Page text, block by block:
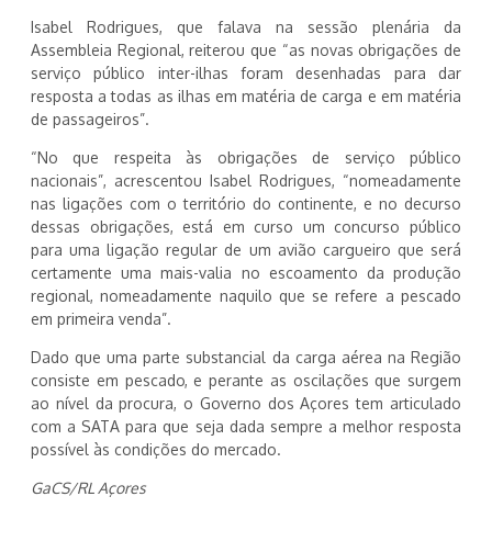
Isabel Rodrigues, que falava na sessão plenária da
Assembleia Regional, reiterou que “as novas obrigações de
serviço público inter-ilhas foram desenhadas para dar
resposta a todas as ilhas em matéria de carga e em matéria
de passageiros”.
“No que respeita às obrigações de serviço público
nacionais”, acrescentou Isabel Rodrigues, “nomeadamente
nas ligações com o território do continente, e no decurso
dessas obrigações, está em curso um concurso público
para uma ligação regular de um avião cargueiro que será
certamente uma mais-valia no escoamento da produção
regional, nomeadamente naquilo que se refere a pescado
em primeira venda”.
Dado que uma parte substancial da carga aérea na Região
consiste em pescado, e perante as oscilações que surgem
ao nível da procura, o Governo dos Açores tem articulado
com a SATA para que seja dada sempre a melhor resposta
possível às condições do mercado.
GaCS/RL Açores